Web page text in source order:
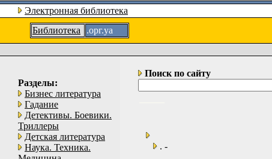
Электронная библиотека
Библиотека
.орг.уа
Разделы:
Бизнес литература
Гадание
Детективы. Боевики.
Триллеры
Детская литература
Наука. Техника.
Поиск по сайту
. -